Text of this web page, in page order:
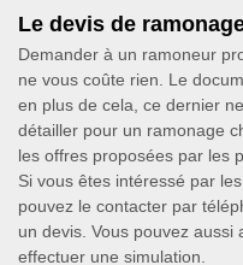
Le devis de
Demander à un ramoneur
ne vous coûte rien. Le
en plus de cela, ce dernier
détailler pour un ramonage
les offres proposées par les
Si vous êtes intéressé par
pouvez le contacter par
un devis. Vous pouvez
effectuer une simulation.